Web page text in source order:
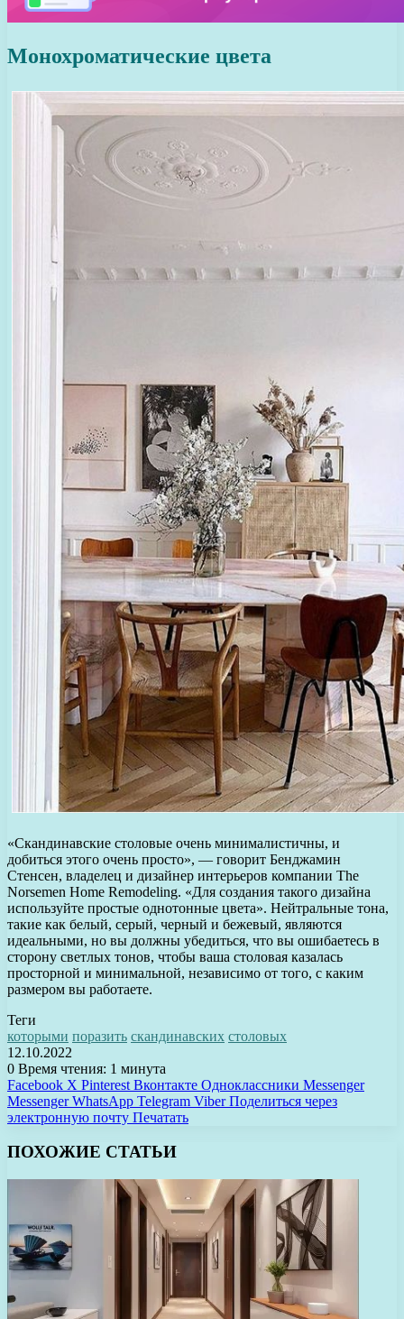
Монохроматические цвета
«Скандинавские столовые очень минималистичны, и
добиться этого очень просто», — говорит Бенджамин
Стенсен, владелец и дизайнер интерьеров компании The
Norsemen Home Remodeling. «Для создания такого дизайна
используйте простые однотонные цвета». Нейтральные тона,
такие как белый, серый, черный и бежевый, являются
идеальными, но вы должны убедиться, что вы ошибаетесь в
сторону светлых тонов, чтобы ваша столовая казалась
просторной и минимальной, независимо от того, с каким
размером вы работаете.
Теги
которыми поразить скандинавских столовых
12.10.2022
0 Время чтения: 1 минута
Facebook X Pinterest Вконтакте Одноклассники Messenger
Messenger WhatsApp Telegram Viber Поделиться через
электронную почту Печатать
ПОХОЖИЕ СТАТЬИ